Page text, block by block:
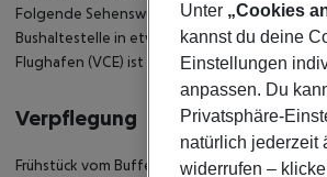
Folgende Sehenswürdigkeiten sind vom
Bushaltestelle in etwa 200 m Entfernung.
Flughafen (VCE) ist ca. 55 km entfernt. Ein
Verpflegung
Frühstück vom Buffet. Halbpension
Unter „Cookies
kannst du deine
Einstellungen
anpassen. Du
Privatsphäre-
natürlich jederzeit
widerrufen –